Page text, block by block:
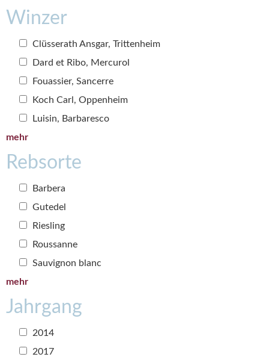
Winzer
Clüsserath Ansgar, Trittenheim
Dard et Ribo, Mercurol
Fouassier, Sancerre
Koch Carl, Oppenheim
Luisin, Barbaresco
mehr
Rebsorte
Barbera
Gutedel
Riesling
Roussanne
Sauvignon blanc
mehr
Jahrgang
2014
2017